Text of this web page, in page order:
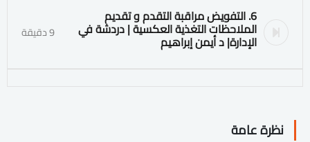
6. التفويض مراقبة التقدم و تقديم
الملاحظات التغذية العكسية | دردشة في
الإدارة| د أيمن إبراهيم 9 دقيقة
نظرة عامة